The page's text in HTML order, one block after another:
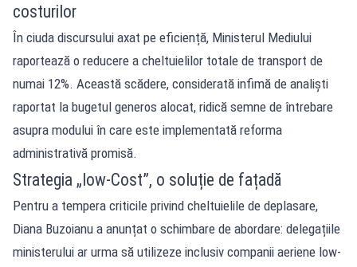
costurilor
În ciuda discursului axat pe eficiență, Ministerul Mediului
raportează o reducere a cheltuielilor totale de transport de
numai 12%. Această scădere, considerată infimă de analiști
raportat la bugetul generos alocat, ridică semne de întrebare
asupra modului în care este implementată reforma
administrativă promisă.
Strategia „low-Cost”, o soluție de fațadă
Pentru a tempera criticile privind cheltuielile de deplasare,
Diana Buzoianu a anunțat o schimbare de abordare: delegațiile
ministerului ar urma să utilizeze inclusiv companii aeriene low-